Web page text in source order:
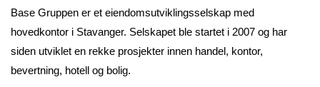
Base Gruppen er et eiendomsutviklingsselskap med
hovedkontor i Stavanger. Selskapet ble startet i 2007 og har
siden utviklet en rekke prosjekter innen handel, kontor,
bevertning, hotell og bolig.